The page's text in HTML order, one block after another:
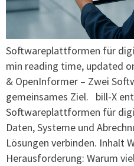
Softwareplattformen für
min reading time, updated
& OpenInformer – Zwei
gemeinsames Ziel. bill-X
Softwareplattformen für
Daten, Systeme und
Lösungen verbinden. Inhalt
Herausforderung: Warum